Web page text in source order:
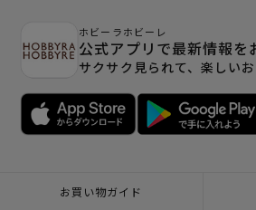
ホビーラホビーレ
公式アプリで最新情報を
サクサク見られて、楽しい
お買い物ガイド